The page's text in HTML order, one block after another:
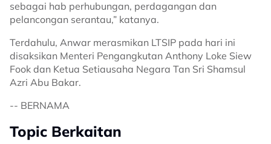
sebagai hab perhubungan, perdagangan dan
pelancongan serantau,” katanya.
Terdahulu, Anwar merasmikan LTSIP pada hari ini
disaksikan Menteri Pengangkutan Anthony Loke Siew
Fook dan Ketua Setiausaha Negara Tan Sri Shamsul
Azri Abu Bakar.
-- BERNAMA
Topic Berkaitan